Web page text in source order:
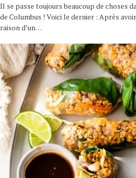
Il se passe toujours beaucoup de choses
de Columbus ! Voici le dernier : Après
raison d’un…